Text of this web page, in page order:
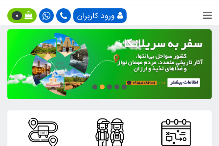
ورود کاربران 0